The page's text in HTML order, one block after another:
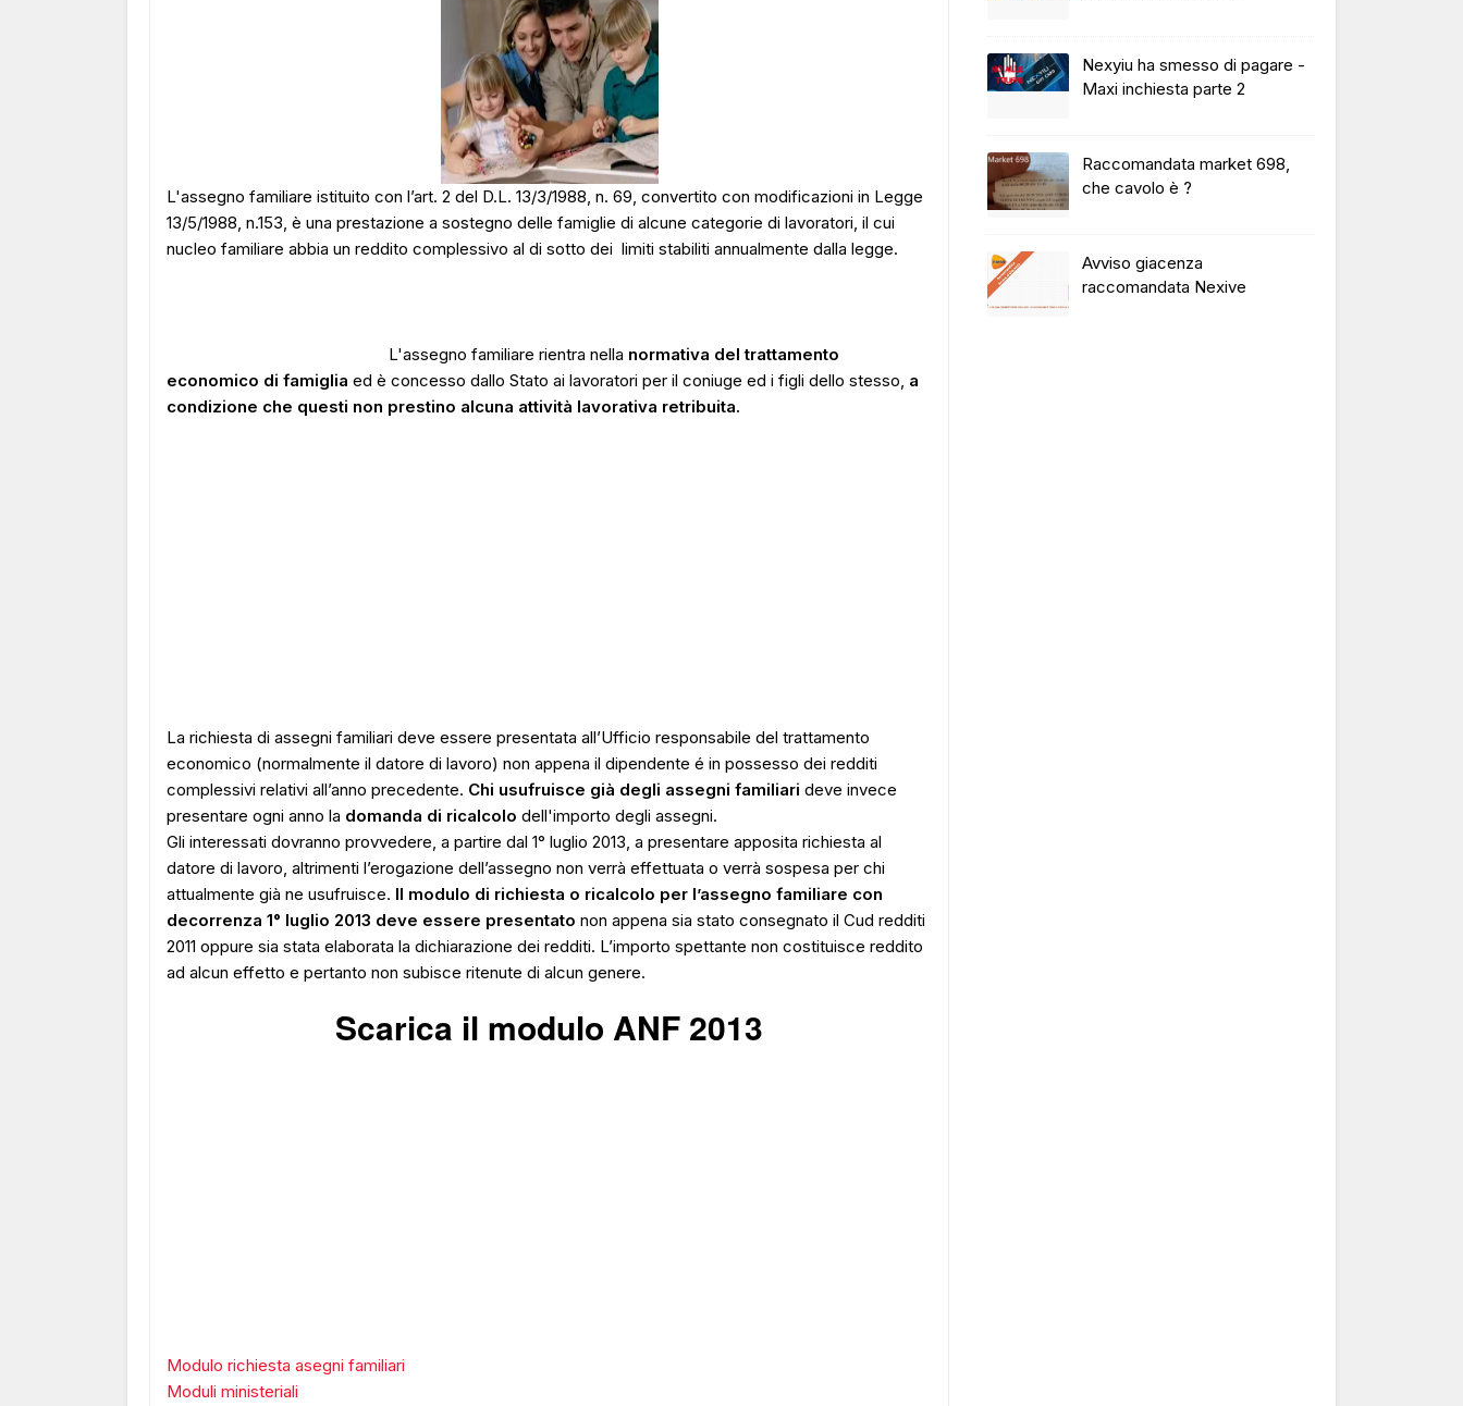
L'assegno familiare istituito con l’art. 2 del D.L. 13/3/1988, n. 69, convertito con modificazioni in Legge
13/5/1988, n.153, è una prestazione a sostegno delle famiglie di alcune categorie di lavoratori, il cui
nucleo familiare abbia un reddito complessivo al di sotto dei limiti stabiliti annualmente dalla legge.
L'assegno familiare rientra nella normativa del trattamento
economico di famiglia ed è concesso dallo Stato ai lavoratori per il coniuge ed i figli dello stesso, a
condizione che questi non prestino alcuna attività lavorativa retribuita.
La richiesta di assegni familiari deve essere presentata all’Ufficio responsabile del trattamento
economico (normalmente il datore di lavoro) non appena il dipendente é in possesso dei redditi
complessivi relativi all’anno precedente. Chi usufruisce già degli assegni familiari deve invece
presentare ogni anno la domanda di ricalcolo dell'importo degli assegni.
Gli interessati dovranno provvedere, a partire dal 1° luglio 2013, a presentare apposita richiesta al
datore di lavoro, altrimenti l’erogazione dell’assegno non verrà effettuata o verrà sospesa per chi
attualmente già ne usufruisce. Il modulo di richiesta o ricalcolo per l’assegno familiare con
decorrenza 1° luglio 2013 deve essere presentato non appena sia stato consegnato il Cud redditi
2011 oppure sia stata elaborata la dichiarazione dei redditi. L’importo spettante non costituisce reddito
ad alcun effetto e pertanto non subisce ritenute di alcun genere.
Scarica il modulo ANF 2013
Modulo richiesta asegni familiari
Moduli ministeriali
Nexyiu ha smesso di pagare -
Maxi inchiesta parte 2
Raccomandata market 698,
che cavolo è ?
Avviso giacenza
raccomandata Nexive